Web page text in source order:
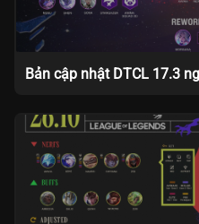
Bản cập nhật DTCL 17.3